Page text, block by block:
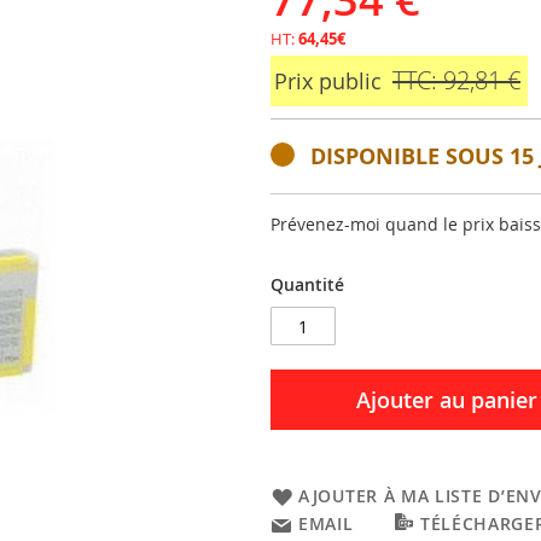
HT:64,45€
Prix public TTC: 92,81 €
DISPONIBLE SOUS 15
Prévenez-moi quand le prix
Quantité
Ajouter au panier
AJOUTER À MA LISTE
EMAIL